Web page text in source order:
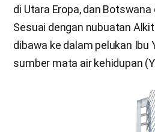
di Utara Eropa, dan
Sesuai dengan nubuatan
dibawa ke dalam pelukan Ibu
sumber mata air kehidupan